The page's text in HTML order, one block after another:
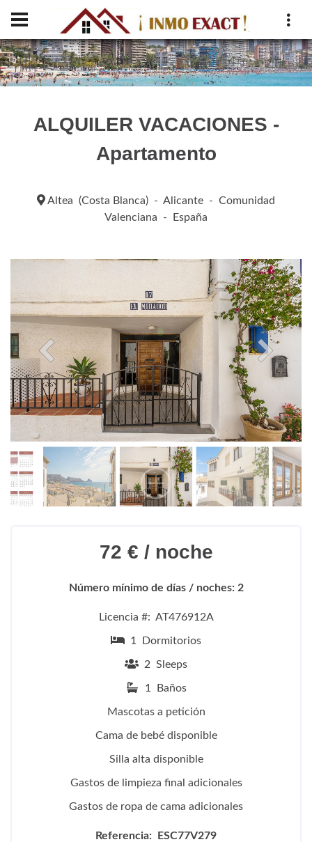
ALQUILER VACACIONES -
Apartamento
Altea (Costa Blanca) - Alicante - Comunidad
Valenciana - España
72 € / noche
Número mínimo de días / noches: 2
Licencia #: AT476912A
1 Dormitorios
2 Sleeps
1 Baños
Mascotas a petición
Cama de bebé disponible
Silla alta disponible
Gastos de limpieza final adicionales
Gastos de ropa de cama adicionales
Referencia: ESC77V279